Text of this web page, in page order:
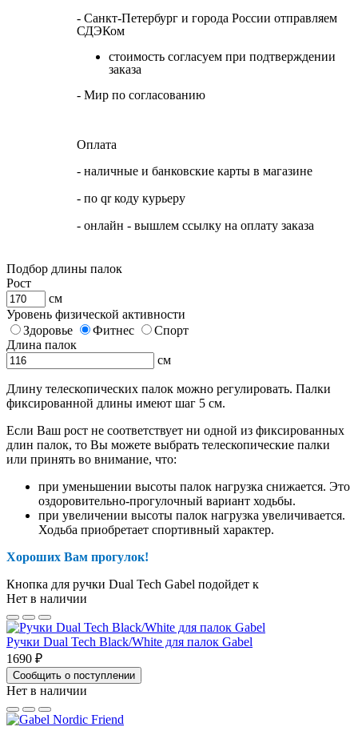
- Санкт-Петербург и города России отправляем
СДЭКом
стоимость согласуем при подтверждении
заказа
- Мир по согласованию
Оплата
- наличные и банковские карты в магазине
- по qr коду курьеру
- онлайн - вышлем ссылку на оплату заказа
Подбор длины палок
Рост
см
Уровень физической активности
Здоровье
Фитнес
Спорт
Длина палок
см
Длину телескопических палок можно регулировать. Палки
фиксированной длины имеют шаг 5 см.
Если Ваш рост не соответствует ни одной из фиксированных
длин палок, то Вы можете выбрать телескопические палки
или принять во внимание, что:
при уменьшении высоты палок нагрузка снижается. Это
оздоровительно-прогулочный вариант ходьбы.
при увеличении высоты палок нагрузка увеличивается.
Ходьба приобретает спортивный характер.
Хороших Вам прогулок!
Кнопка для ручки Dual Tech Gabel подойдет к
Нет в наличии
Ручки Dual Tech Black/White для палок Gabel
1690 ₽
Сообщить о поступлении
Нет в наличии